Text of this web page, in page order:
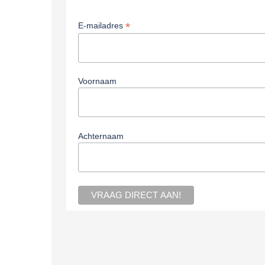
E-mailadres *
Voornaam
Achternaam